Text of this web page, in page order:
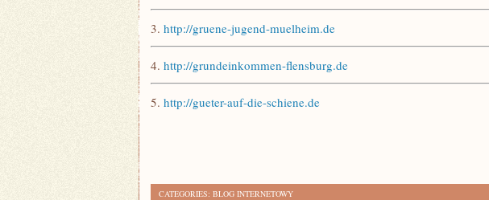
3. http://gruene-jugend-muelheim.de
4. http://grundeinkommen-flensburg.de
5. http://gueter-auf-die-schiene.de
CATEGORIES: BLOG INTERNETOWY